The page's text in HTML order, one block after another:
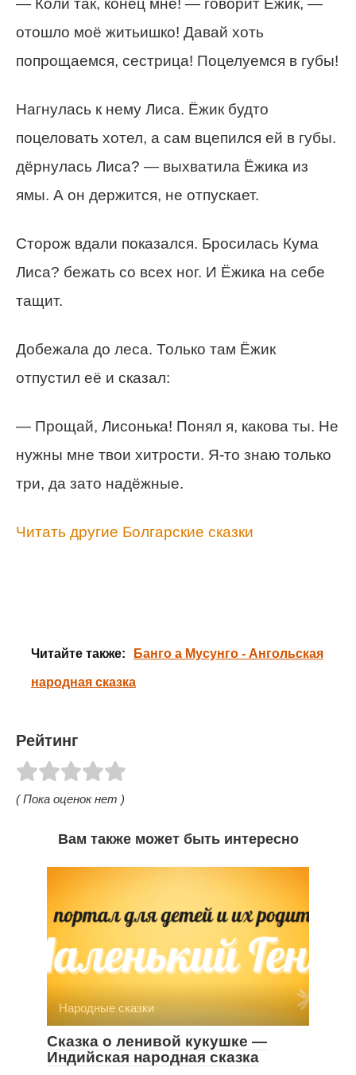
— Коли так, конец мне! — говорит Ёжик, —
отошло моё житьишко! Давай хоть
попрощаемся, сестрица! Поцелуемся в губы!
Нагнулась к нему Лиса. Ёжик будто
поцеловать хотел, а сам вцепился ей в губы.
дёрнулась Лиса? — выхватила Ёжика из
ямы. А он держится, не отпускает.
Сторож вдали показался. Бросилась Кума
Лиса? бежать со всех ног. И Ёжика на себе
тащит.
Добежала до леса. Только там Ёжик
отпустил её и сказал:
— Прощай, Лисонька! Понял я, какова ты. Не
нужны мне твои хитрости. Я-то знаю только
три, да зато надёжные.
Читать другие Болгарские сказки
Читайте также: Банго а Мусунго - Ангольская
народная сказка
Рейтинг
( Пока оценок нет )
Вам также может быть интересно
Народные сказки
Сказка о ленивой кукушке —
Индийская народная сказка